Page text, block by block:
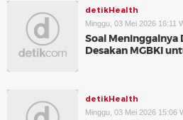
detikHealth
Minggu, 03 Mei 2026 16:11
Soal
Desakan MGBKI
detikHealth
Minggu, 03 Mei 2026 15:06